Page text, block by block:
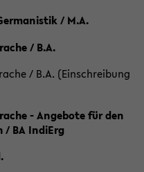
/ M.A.
/ B.A.
/ B.A. (Einschreibung
- Angebote für den
/ BA IndiErg